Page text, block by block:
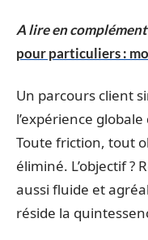
A lire en
pour particuliers :
Un parcours client
l’expérience
Toute friction, tout
éliminé. L’objectif ?
aussi fluide et
réside la